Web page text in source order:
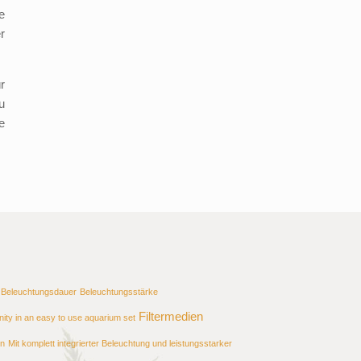
Beleuchtungsdauer Beleuchtungsstärke
in an easy to use aquarium set Filtermedien
Mit komplett integrierter Beleuchtung und leistungsstarker